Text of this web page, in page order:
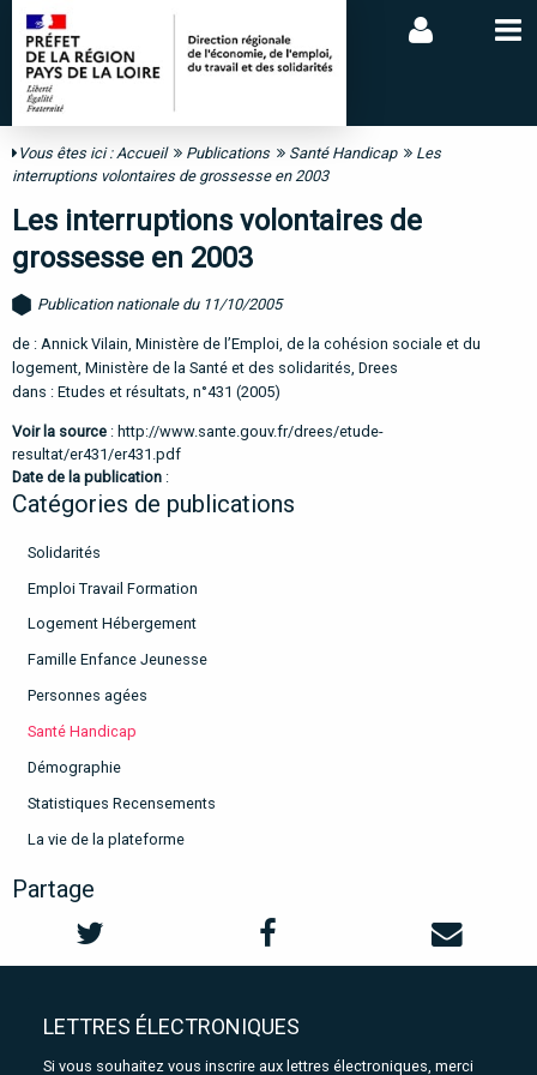
Vous êtes ici :Accueil Publications Santé Handicap
Les
interruptions volontaires de grossesse en 2003
Les interruptions volontaires de
grossesse en 2003
Publication nationale du 11/10/2005
de : Annick Vilain, Ministère de l’Emploi, de la cohésion sociale et du
logement, Ministère de la Santé et des solidarités, Drees
dans : Etudes et résultats, n°431 (2005)
Voir la source : http://www.sante.gouv.fr/drees/etude-
resultat/er431/er431.pdf
Date de la publication :
Catégories de publications
Solidarités
Emploi Travail Formation
Logement Hébergement
Famille Enfance Jeunesse
Personnes agées
Santé Handicap
Démographie
Statistiques Recensements
La vie de la plateforme
Partage
LETTRES ÉLECTRONIQUES
Si vous souhaitez vous inscrire aux lettres électroniques, merci